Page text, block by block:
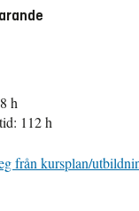
h
112 h
från kursplan/